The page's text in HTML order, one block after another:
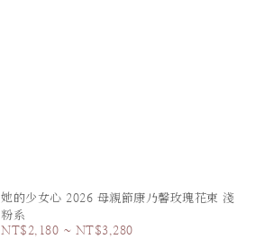
她的少女心 2026 母親節康乃馨玫瑰花束 淺
粉系
NT$2,180 ~ NT$3,280